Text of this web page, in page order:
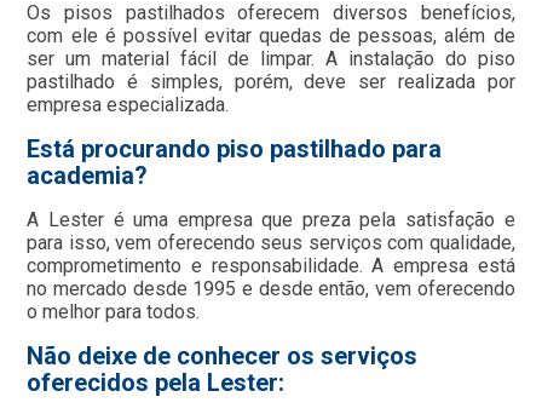
Os pisos pastilhados oferecem diversos benefícios,
com ele é possível evitar quedas de pessoas, além de
ser um material fácil de limpar. A instalação do piso
pastilhado é simples, porém, deve ser realizada por
empresa especializada.
Está procurando piso pastilhado para
academia?
A Lester é uma empresa que preza pela satisfação e
para isso, vem oferecendo seus serviços com qualidade,
comprometimento e responsabilidade. A empresa está
no mercado desde 1995 e desde então, vem oferecendo
o melhor para todos.
Não deixe de conhecer os serviços
oferecidos pela Lester: